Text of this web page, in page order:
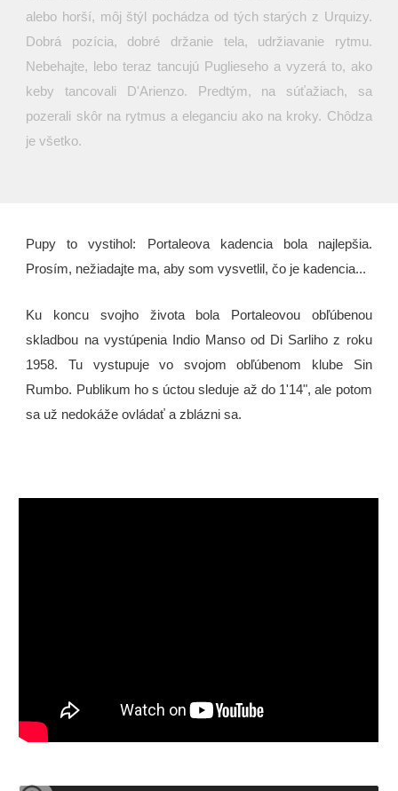
alebo horší, môj štýl pochádza od tých starých z Urquizy.
Dobrá pozícia, dobré držanie tela, udržiavanie rytmu.
Nebehajte, lebo teraz tancujú Puglieseho a vyzerá to, ako
keby tancovali D'Arienzo. Predtým, na súťažiach, sa
pozerali skôr na rytmus a eleganciu ako na kroky. Chôdza
je všetko.
Pupy to vystihol: Portaleova kadencia bola najlepšia.
Prosím, nežiadajte ma, aby som vysvetlil, čo je kadencia...
Ku koncu svojho života bola Portaleovou obľúbenou
skladbou na vystúpenia Indio Manso od Di Sarliho z roku
1958. Tu vystupuje vo svojom obľúbenom klube Sin
Rumbo. Publikum ho s úctou sleduje až do 1'14", ale potom
sa už nedokáže ovládať a zblázni sa.